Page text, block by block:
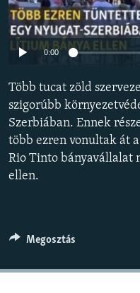
EURÓPAI UNIÓ
VILÁG
A MÚLT TANULSÁGAI
KÖVESSEN MINKET!
0:00
Több tucat zöld
szigorúbb
Szerbiában. Ennek
több ezren vonultak át
Rio Tinto bányavállalat
ellen.
Megosztás